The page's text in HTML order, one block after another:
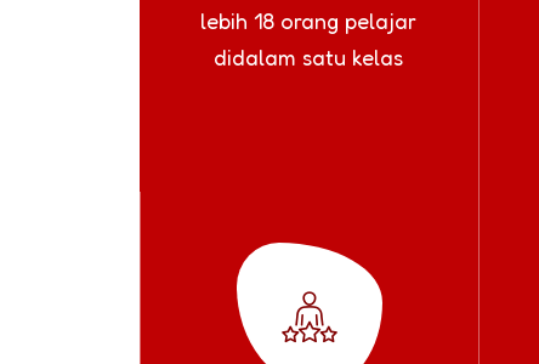
lebih 18 orang pelajar
didalam satu kelas